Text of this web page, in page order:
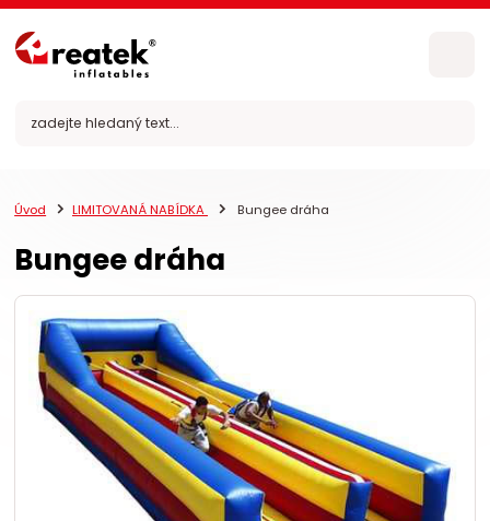
Úvod LIMITOVANÁ NABÍDKA Bungee dráha
Bungee dráha